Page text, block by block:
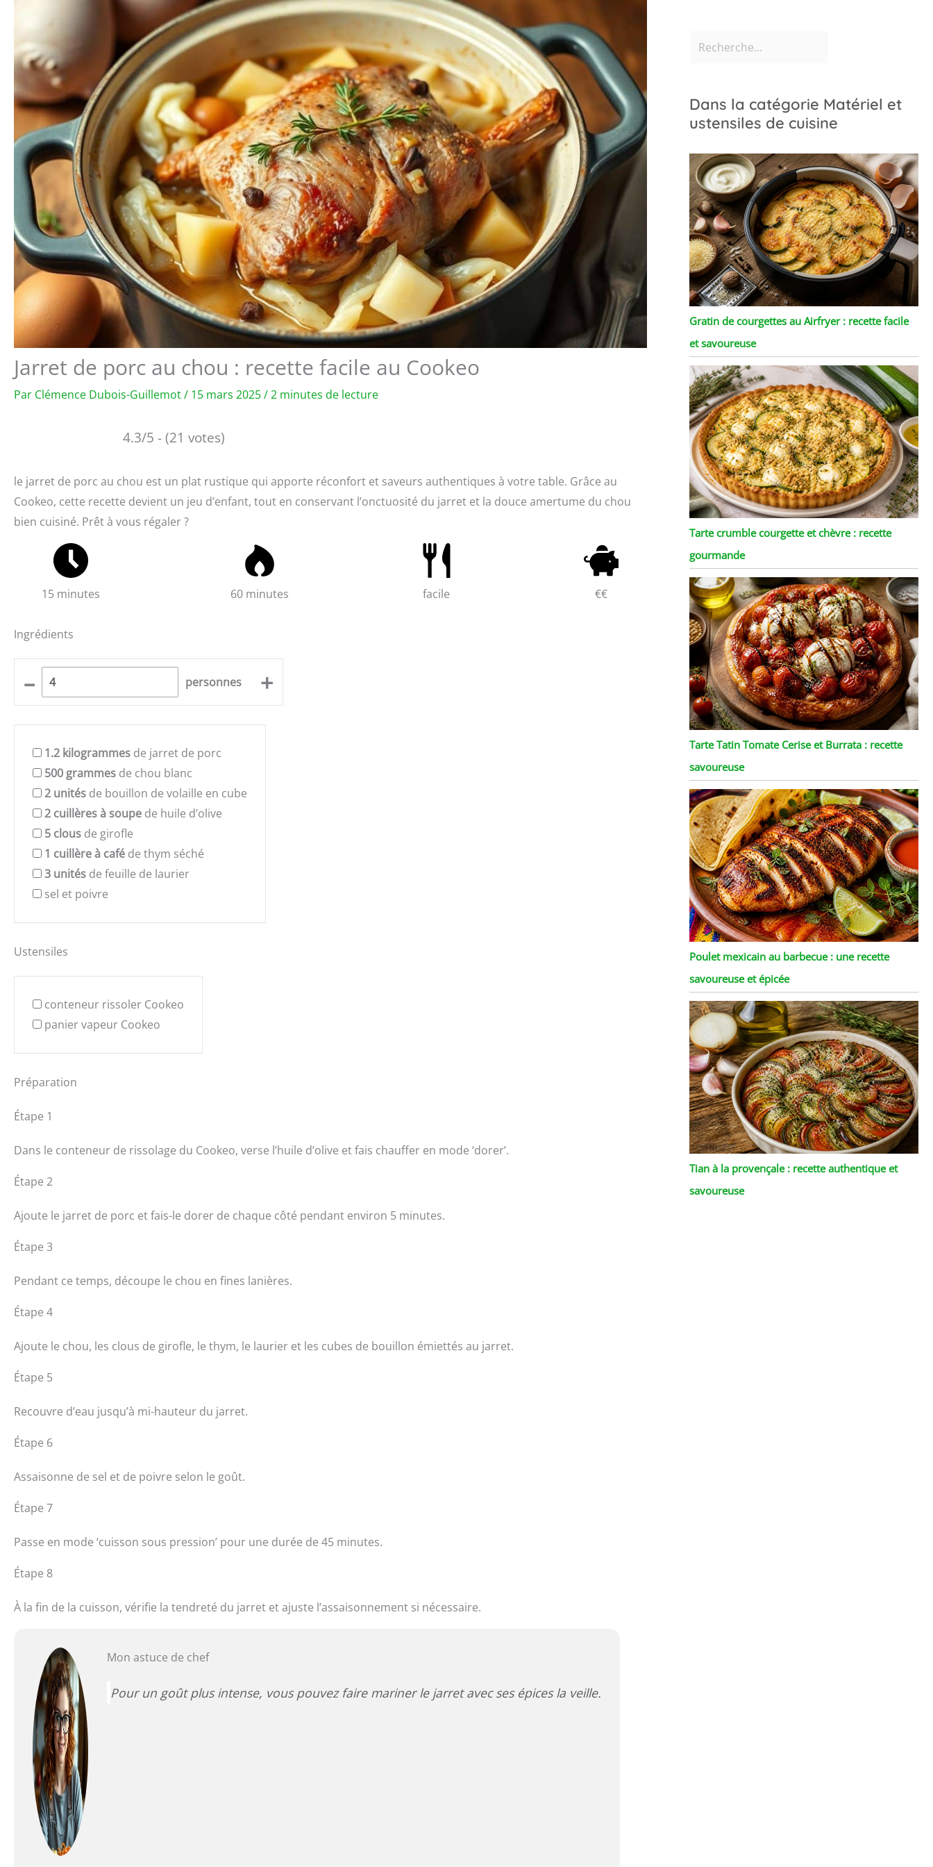
Jarret de porc au chou : recette facile au Cookeo
Par Clémence Dubois-Guillemot/ 15 mars 2025/2 minutes de lecture
4.3/5 - (21 votes)
le jarret de porc au chou est un plat rustique qui apporte réconfort et saveurs authentiques à votre table. Grâce au
Cookeo, cette recette devient un jeu d’enfant, tout en conservant l’onctuosité du jarret et la douce amertume du chou
bien cuisiné. Prêt à vous régaler ?
15 minutes 60 minutes facile €€
Ingrédients
– personnes +
1.2 kilogrammes de jarret de porc
500 grammes de chou blanc
2 unités de bouillon de volaille en cube
2 cuillères à soupe de huile d’olive
5 clous de girofle
1 cuillère à café de thym séché
3 unités de feuille de laurier
sel et poivre
Ustensiles
conteneur rissoler Cookeo
panier vapeur Cookeo
Préparation
Étape 1
Dans le conteneur de rissolage du Cookeo, verse l’huile d’olive et fais chauffer en mode ‘dorer’.
Étape 2
Ajoute le jarret de porc et fais-le dorer de chaque côté pendant environ 5 minutes.
Étape 3
Pendant ce temps, découpe le chou en fines lanières.
Étape 4
Ajoute le chou, les clous de girofle, le thym, le laurier et les cubes de bouillon émiettés au jarret.
Étape 5
Recouvre d’eau jusqu’à mi-hauteur du jarret.
Étape 6
Assaisonne de sel et de poivre selon le goût.
Étape 7
Passe en mode ‘cuisson sous pression’ pour une durée de 45 minutes.
Étape 8
À la fin de la cuisson, vérifie la tendreté du jarret et ajuste l’assaisonnement si nécessaire.
Mon astuce de chef
Pour un goût plus intense, vous pouvez faire mariner le jarret avec ses épices la veille.
Dans la catégorie Matériel et
ustensiles de cuisine
Gratin de courgettes au Airfryer : recette facile
et savoureuse
Tarte crumble courgette et chèvre : recette
gourmande
Tarte Tatin Tomate Cerise et Burrata : recette
savoureuse
Poulet mexicain au barbecue : une recette
savoureuse et épicée
Tian à la provençale : recette authentique et
savoureuse